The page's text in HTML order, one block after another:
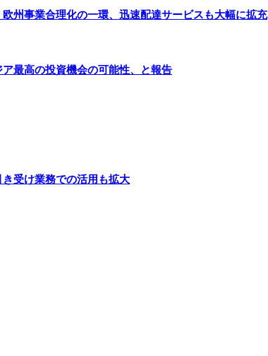
州事業合理化の一環、迅速配達サービスも大幅に拡充
最高の投資機会の可能性、と報告
受け業務での活用も拡大